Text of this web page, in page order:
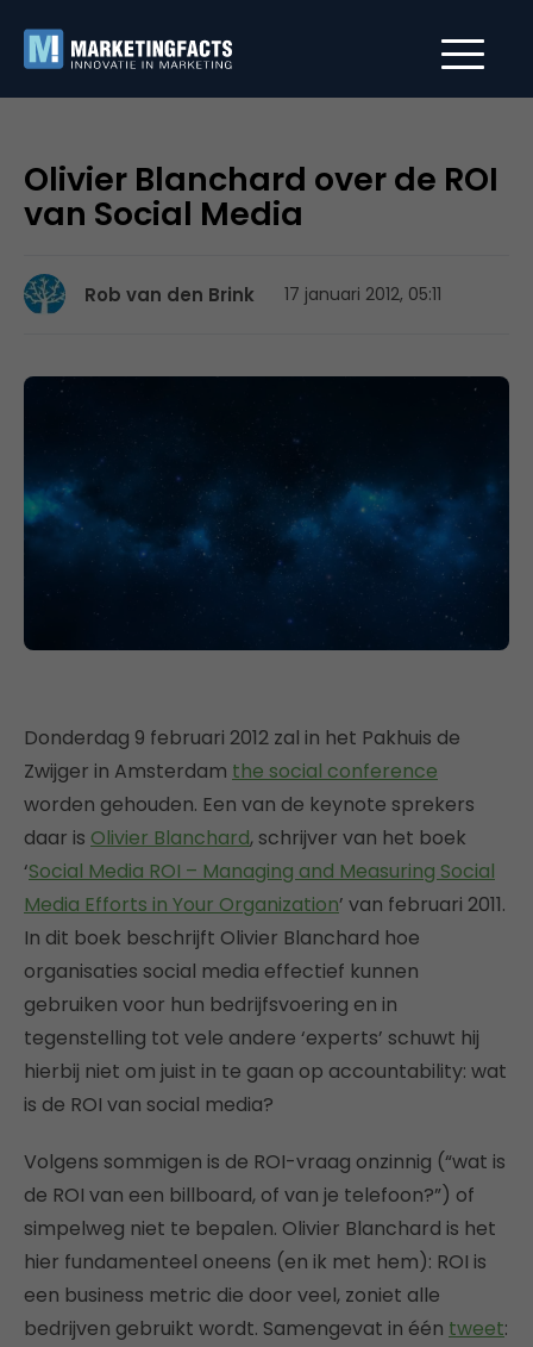
Olivier Blanchard over de ROI
van Social Media
Rob van den Brink 17 januari 2012, 05:11
Donderdag 9 februari 2012 zal in het Pakhuis de
Zwijger in Amsterdam the social conference
worden gehouden. Een van de keynote sprekers
daar is Olivier Blanchard, schrijver van het boek
‘Social Media ROI – Managing and Measuring Social
Media Efforts in Your Organization’ van februari 2011.
In dit boek beschrijft Olivier Blanchard hoe
organisaties social media effectief kunnen
gebruiken voor hun bedrijfsvoering en in
tegenstelling tot vele andere ‘experts’ schuwt hij
hierbij niet om juist in te gaan op accountability: wat
is de ROI van social media?
Volgens sommigen is de ROI-vraag onzinnig (“wat is
de ROI van een billboard, of van je telefoon?”) of
simpelweg niet te bepalen. Olivier Blanchard is het
hier fundamenteel oneens (en ik met hem): ROI is
een business metric die door veel, zoniet alle
bedrijven gebruikt wordt. Samengevat in één tweet: